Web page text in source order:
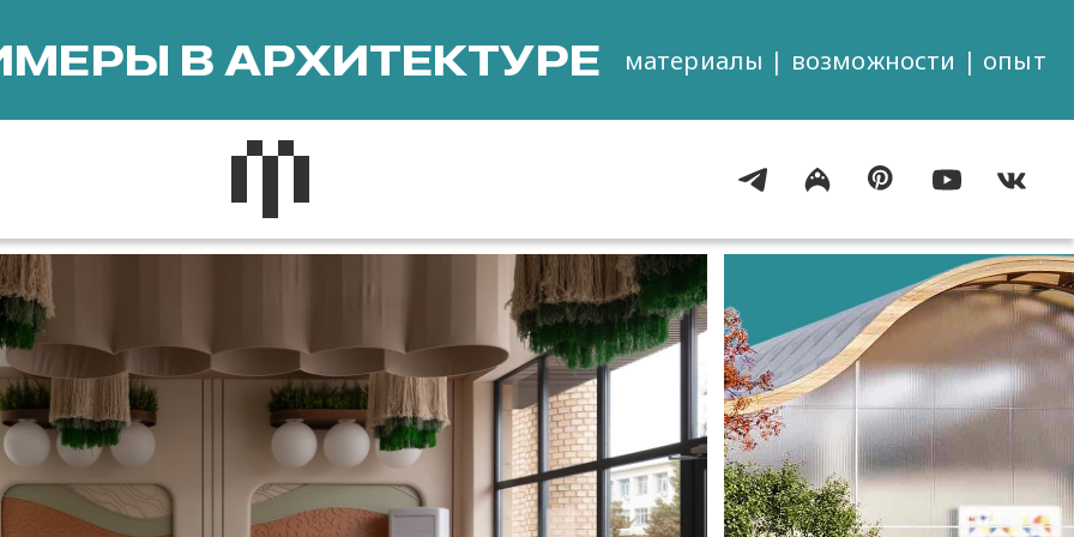
В АРХИТЕКТУРЕ материалы | возможности | опыт